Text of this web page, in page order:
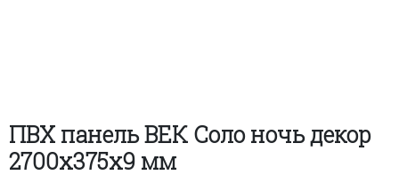
ПВХ панель ВЕК Соло ночь декор
2700х375х9 мм